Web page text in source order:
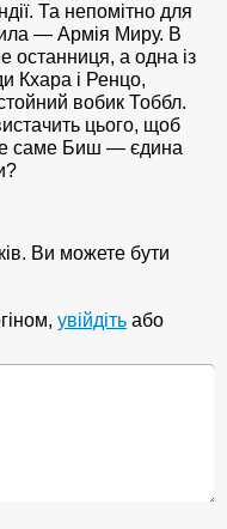
Та непомітно для
— Армія Миру. В
останниця, а одна із
Кхара і Ренцо,
вобик Тоббл.
цього, щоб
саме Биш — єдина
Ви можете бути
увійдіть або